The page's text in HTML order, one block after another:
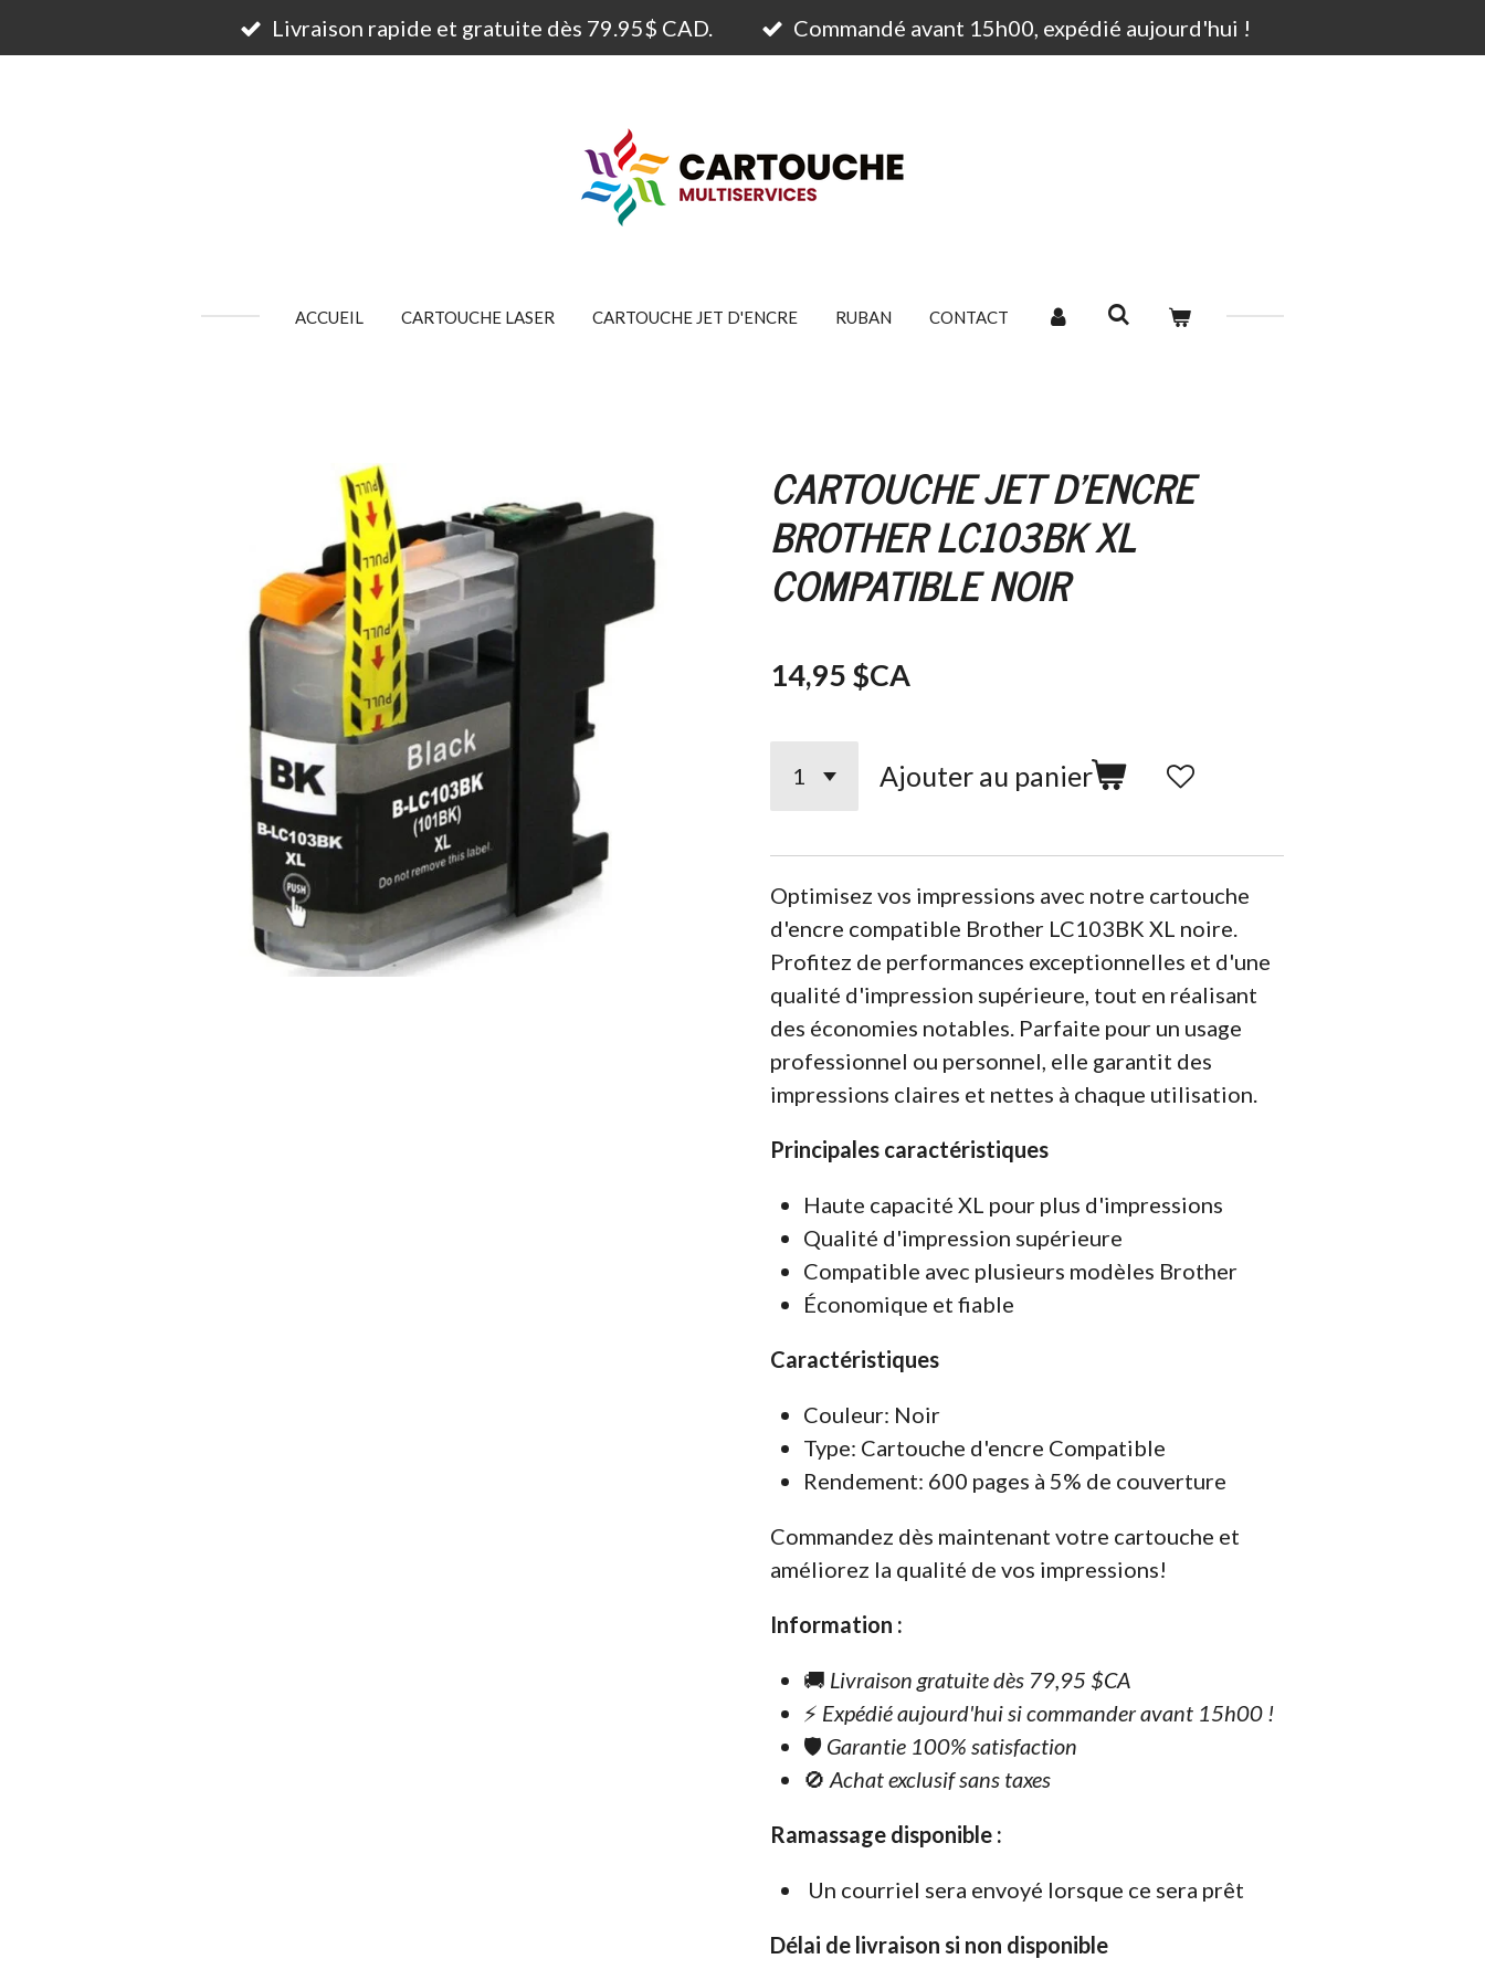
au
Livraison rapide et gratuite dès 79.95$ CAD. Commandé avant 15h00, expédié aujourd'hui !
ACCUEIL CARTOUCHE LASER CARTOUCHE JET D'ENCRE RUBAN CONTACT
CARTOUCHE JET D'ENCRE
BROTHER LC103BK XL
COMPATIBLE NOIR
14,95 $CA
Ajouter au panier
Optimisez vos impressions avec notre cartouche
d'encre compatible Brother LC103BK XL noire.
Profitez de performances exceptionnelles et d'une
qualité d'impression supérieure, tout en réalisant
des économies notables. Parfaite pour un usage
professionnel ou personnel, elle garantit des
impressions claires et nettes à chaque utilisation.
Principales caractéristiques
Haute capacité XL pour plus d'impressions
Qualité d'impression supérieure
Compatible avec plusieurs modèles Brother
Économique et fiable
Caractéristiques
Couleur: Noir
Type: Cartouche d'encre Compatible
Rendement: 600 pages à 5% de couverture
Commandez dès maintenant votre cartouche et
améliorez la qualité de vos impressions!
Information :
🚚 Livraison gratuite dès 79,95 $CA
⚡ Expédié aujourd'hui si commander avant 15h00 !
🛡️ Garantie 100% satisfaction
🚫 Achat exclusif sans taxes
Ramassage disponible :
Un courriel sera envoyé lorsque ce sera prêt
Délai de livraison si non disponible